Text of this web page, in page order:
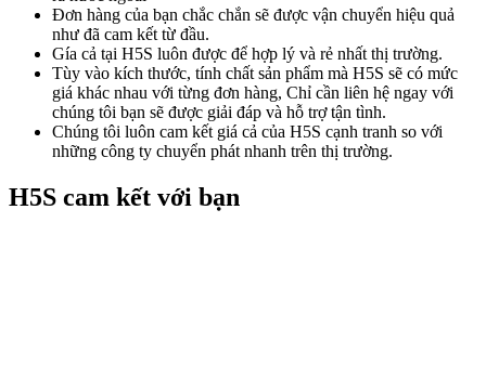
Đơn hàng của bạn chắc chắn sẽ được vận chuyển hiệu quả
như đã cam kết từ đầu.
Gía cả tại H5S luôn được để hợp lý và rẻ nhất thị trường.
Tùy vào kích thước, tính chất sản phẩm mà H5S sẽ có mức
giá khác nhau với từng đơn hàng, Chỉ cần liên hệ ngay với
chúng tôi bạn sẽ được giải đáp và hỗ trợ tận tình.
Chúng tôi luôn cam kết giá cả của H5S cạnh tranh so với
những công ty chuyển phát nhanh trên thị trường.
H5S cam kết với bạn